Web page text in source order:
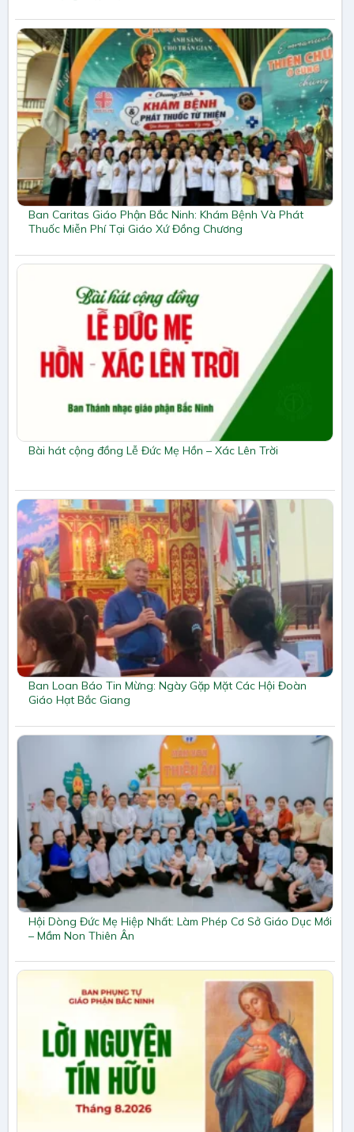
Ban Caritas Giáo Phận Bắc Ninh: Khám Bệnh Và Phát
Thuốc Miễn Phí Tại Giáo Xứ Đồng Chương
Bài hát cộng đồng Lễ Đức Mẹ Hồn – Xác Lên Trời
Ban Loan Báo Tin Mừng: Ngày Gặp Mặt Các Hội Đoàn
Giáo Hạt Bắc Giang
Hội Dòng Đức Mẹ Hiệp Nhất: Làm Phép Cơ Sở Giáo Dục Mới
– Mầm Non Thiên Ân